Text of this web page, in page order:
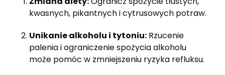
kwasnych, pikantnych i cytrusowych potraw.
Unikanie alkoholu i tytoniu: Rzucenie
palenia i ograniczenie spożycia alkoholu
może pomóc w zmniejszeniu ryzyka refluksu.